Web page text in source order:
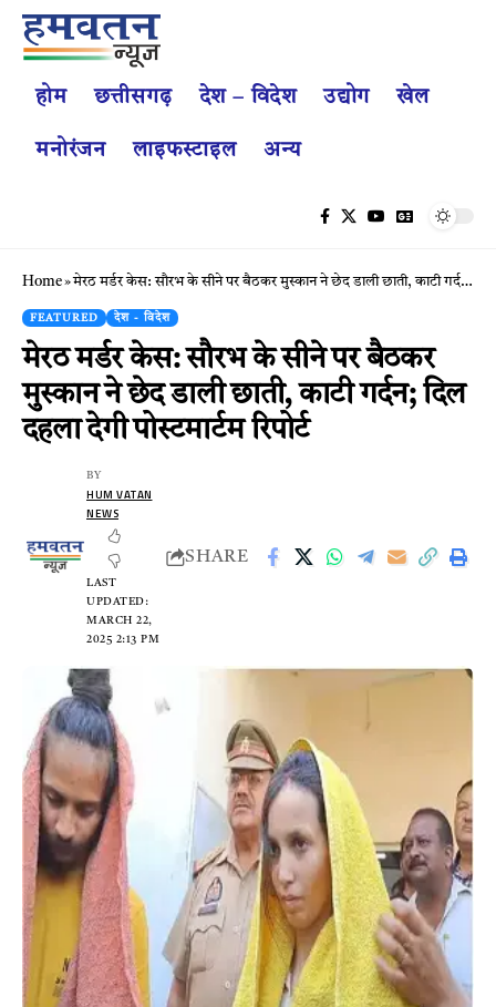
होम छत्तीसगढ़ देश – विदेश उद्योग खेल
मनोरंजन लाइफस्टाइल अन्य
Home»मेरठ मर्डर केस: सौरभ के सीने पर बैठकर मुस्कान ने छेद डाली छाती, काटी गर्दन; दिल दहला देगी पोस्टमार्टम रिपोर्ट
FEATURED देश - विदेश
मेरठ मर्डर केस: सौरभ के सीने पर बैठकर
मुस्कान ने छेद डाली छाती, काटी गर्दन; दिल
दहला देगी पोस्टमार्टम रिपोर्ट
LAST
UPDATED:
MARCH 22,
2025 2:13 PM
BY
HUM VATAN
NEWS
SHARE